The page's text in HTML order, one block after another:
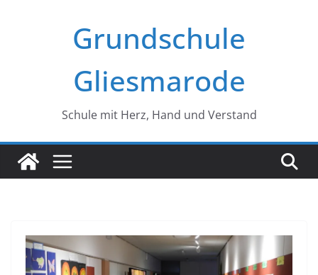
Grundschule
Gliesmarode
Schule mit Herz, Hand und Verstand